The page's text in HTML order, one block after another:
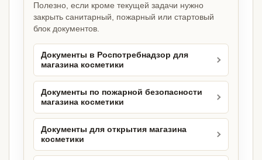
Полезно, если кроме текущей задачи нужно
закрыть санитарный, пожарный или стартовый
блок документов.
Документы в Роспотребнадзор для
магазина косметики
Документы по пожарной безопасности
магазина косметики
Документы для открытия магазина
косметики